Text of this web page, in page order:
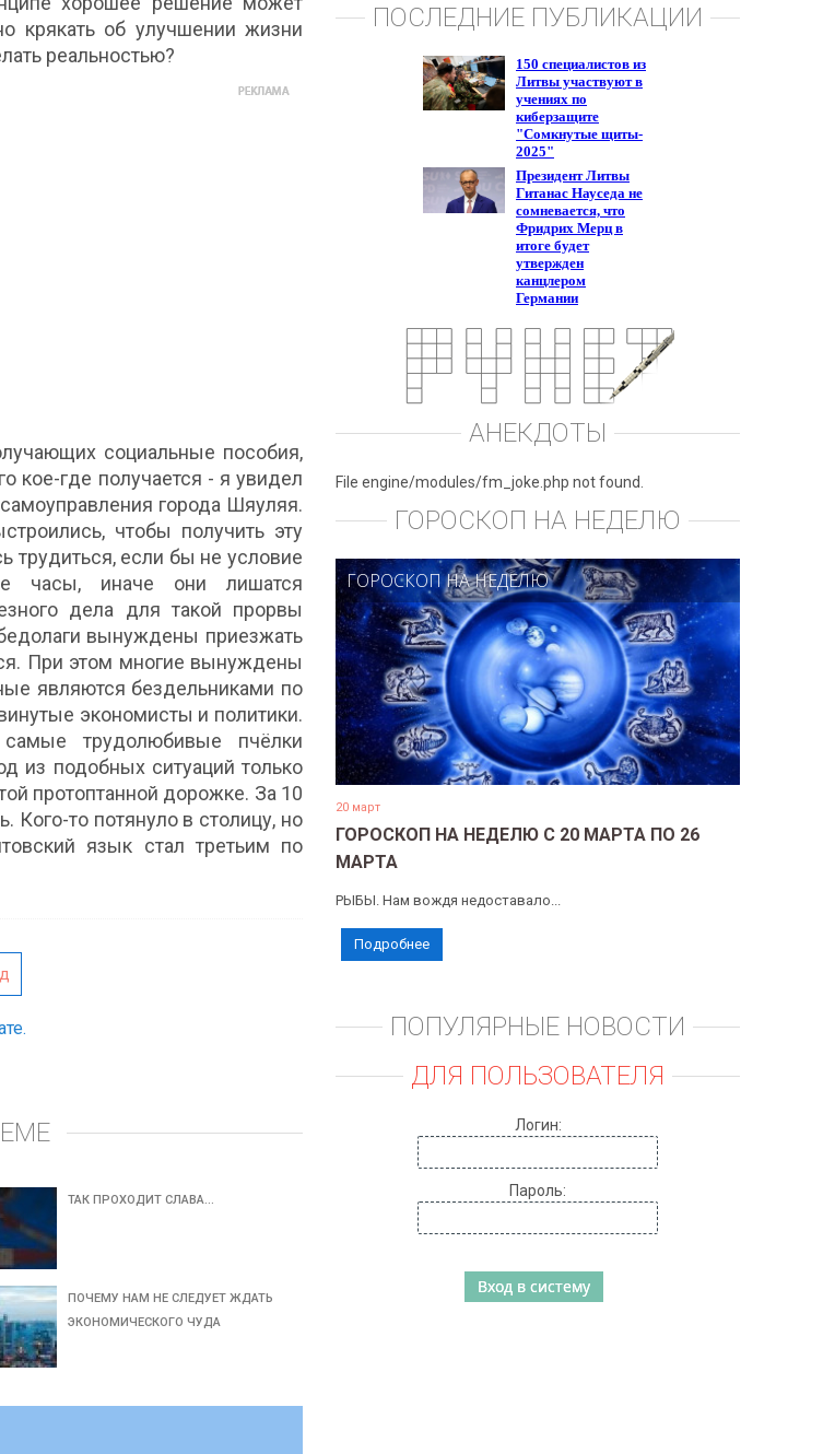
крякать об улучшении жизни
реальностью?
социальные пособия,
кое-где получается - я увидел
города Шяуляя.
чтобы получить эту
трудиться, если бы не условие
часы, иначе они лишатся
дела для такой прорвы
вынуждены приезжать
При этом многие вынуждены
являются бездельниками по
экономисты и политики.
трудолюбивые пчёлки
из подобных ситуаций только
протоптанной дорожке. За 10
Кого-то потянуло в столицу, но
язык стал третьим по
ТАК ПРОХОДИТ СЛАВА…
ПОЧЕМУ НАМ НЕ СЛЕДУЕТ ЖДАТЬ
ЭКОНОМИЧЕСКОГО ЧУДА
ПОСЛЕДНИЕ ПУБЛИКАЦИИ
АНЕКДОТЫ
File engine/modules/fm_joke.php not found.
ГОРОСКОП НА НЕДЕЛЮ
ГОРОСКОП НА НЕДЕЛЮ
20 март
ГОРОСКОП НА НЕДЕЛЮ С 20 МАРТА ПО 26
МАРТА
РЫБЫ. Нам вождя недоставало...
Подробнее
ПОПУЛЯРНЫЕ НОВОСТИ
ДЛЯ ПОЛЬЗОВАТЕЛЯ
Логин:
Пароль: